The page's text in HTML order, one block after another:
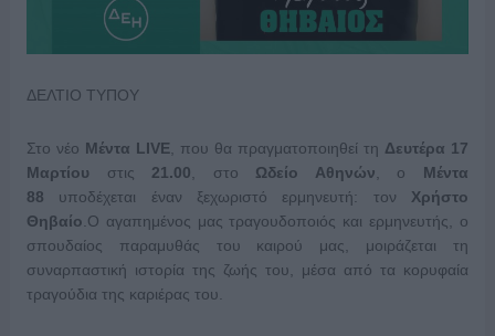
ΔΕΛΤΙΟ ΤΥΠΟΥ
Στο νέο Μέντα LIVE, που θα πραγματοποιηθεί τη Δευτέρα 17
Μαρτίου στις 21.00, στο Ωδείο Αθηνών, ο Μέντα
88 υποδέχεται έναν ξεχωριστό ερμηνευτή: τον Χρήστο
Θηβαίο.Ο αγαπημένος μας τραγουδοποιός και ερμηνευτής, ο
σπουδαίος παραμυθάς του καιρού μας, μοιράζεται τη
συναρπαστική ιστορία της ζωής του, μέσα από τα κορυφαία
τραγούδια της καριέρας του.